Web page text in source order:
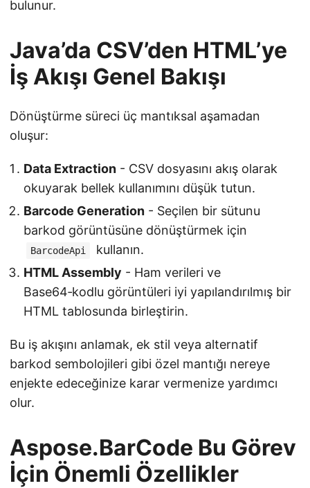
bulunur.
Java’da CSV’den HTML’ye
İş Akışı Genel Bakışı
Dönüştürme süreci üç mantıksal aşamadan
oluşur:
Data Extraction - CSV dosyasını akış olarak
okuyarak bellek kullanımını düşük tutun.
Barcode Generation - Seçilen bir sütunu
barkod görüntüsüne dönüştürmek için
BarcodeApi
kullanın.
HTML Assembly - Ham verileri ve
Base64‑kodlu görüntüleri iyi yapılandırılmış bir
HTML tablosunda birleştirin.
Bu iş akışını anlamak, ek stil veya alternatif
barkod sembolojileri gibi özel mantığı nereye
enjekte edeceğinize karar vermenize yardımcı
olur.
Aspose.BarCode Bu Görev
İçin Önemli Özellikler